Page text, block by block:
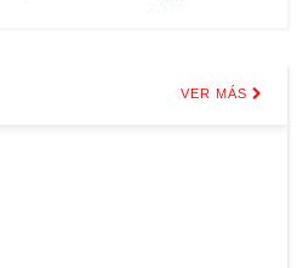
VER MÁS